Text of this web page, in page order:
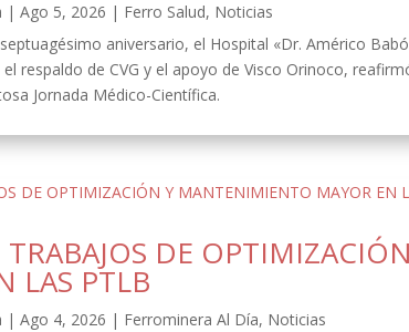
|Ago 5, 2026 | Ferro Salud, Noticias
aniversario, el Hospital «Dr. Américo
respaldo de CVG y el apoyo de Visco Orinoco,
Jornada Médico-Científica.
DE
LAS PTLB
|Ago 4, 2026 | Ferrominera Al Día, Noticias